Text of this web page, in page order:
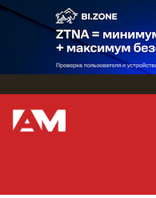
Перейти
основному